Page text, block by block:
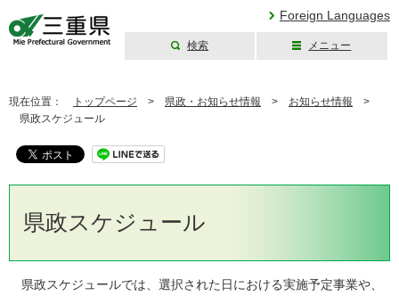
Foreign Languages
検索 メニュー
現在位置： トップページ > 県政・お知らせ情報 > お知らせ情報 >
県政スケジュール
県政スケジュール
県政スケジュールでは、選択された日における実施予定事業や、